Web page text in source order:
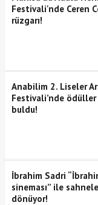
Festivali'nde Ceren
rüzgarı!
Anabilim 2. Liseler
Festivali’nde
buldu!
İbrahim Sadri
sineması” ile
dönüyor!